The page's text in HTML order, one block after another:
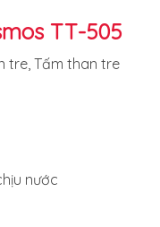
TT-505
tre Tấm than tre
nước